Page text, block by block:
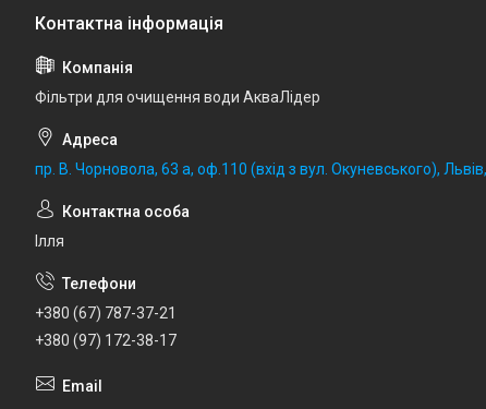
Фільтри для очищення води АкваЛідер
пр. В. Чорновола, 63 а, оф.110 (вхід з вул. Окуневського),
Ілля
+380 (67) 787-37-21
+380 (97) 172-38-17